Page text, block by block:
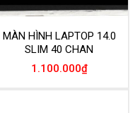
MÀN HÌNH LAPTOP 14.0
SLIM 40 CHAN
1.100.000₫